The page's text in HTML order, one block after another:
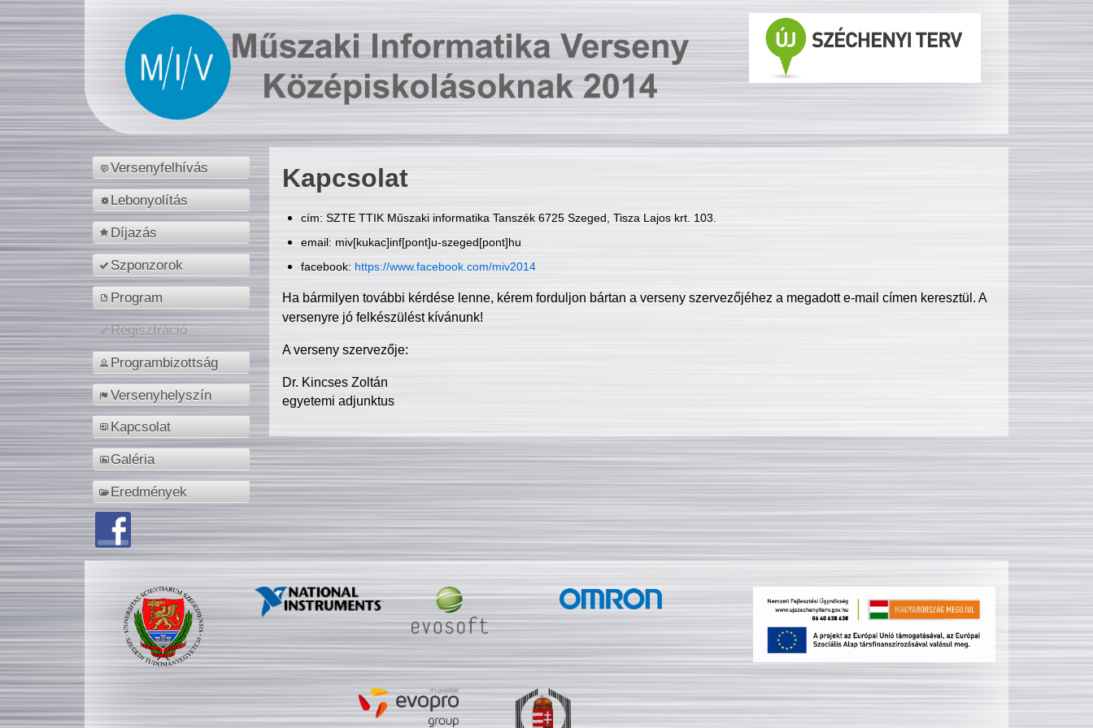
Versenyfelhívás
Lebonyolítás
Díjazás
Szponzorok
Program
Regisztráció
Programbizottság
Versenyhelyszín
Kapcsolat
Galéria
Eredmények
Kapcsolat
cím: SZTE TTIK Műszaki informatika Tanszék 6725 Szeged, Tisza Lajos krt. 103.
email: miv[kukac]inf[pont]u-szeged[pont]hu
facebook: https://www.facebook.com/miv2014
Ha bármilyen további kérdése lenne, kérem forduljon bártan a verseny szervezőjéhez a megadott e-mail címen keresztül. A
versenyre jó felkészülést kívánunk!
A verseny szervezője:
Dr. Kincses Zoltán
egyetemi adjunktus